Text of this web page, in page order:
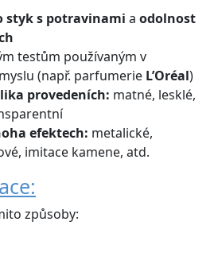
styk s potravinami a odolnost
testům používaným v
(např. parfumerie L’Oréal)
provedeních: matné, lesklé,
efektech: metalické,
imitace kamene, atd.
způsoby: